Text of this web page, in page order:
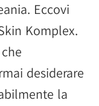
Eccovi
Komplex.
desiderare
la